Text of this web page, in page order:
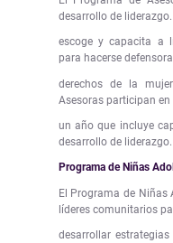
desarrollo de
escoge y capacita a
para hacerse
derechos de la
Asesoras participan
un año que incluye
desarrollo de liderazgo.
Programa de Niñas
El Programa de Niñas
líderes comunitarios
desarrollar